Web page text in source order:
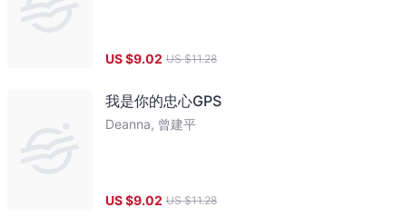
US $9.02 US $11.28
我是你的忠心GPS
Deanna, 曾建平
US $9.02 US $11.28